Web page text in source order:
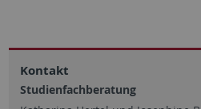
Kontakt
Studienfachberatung